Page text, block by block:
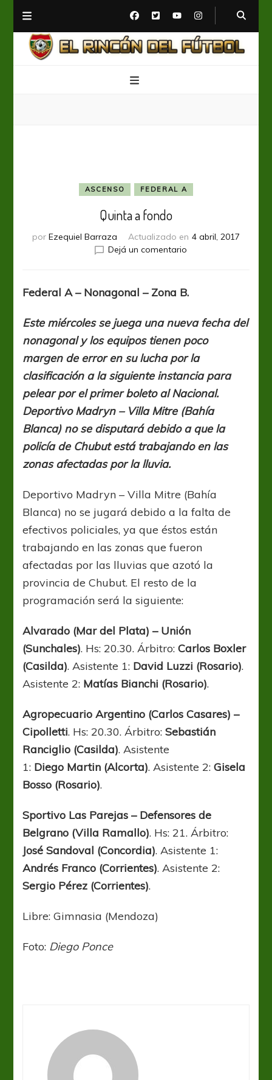
ASCENSO FEDERAL A
Quinta a fondo
por Ezequiel Barraza Actualizado en 4 abril, 2017
Dejá un comentarioen
fondo
Federal A – Nonagonal – Zona B.
Este miércoles se juega una nueva fecha del
nonagonal y los equipos tienen poco
margen de error en su lucha por la
clasificación a la siguiente instancia para
pelear por el primer boleto al Nacional.
Deportivo Madryn – Villa Mitre (Bahía
Blanca) no se disputará debido a que la
policía de Chubut está trabajando en las
zonas afectadas por la lluvia.
Deportivo Madryn – Villa Mitre (Bahía
Blanca) no se jugará debido a la falta de
efectivos policiales, ya que éstos están
trabajando en las zonas que fueron
afectadas por las lluvias que azotó la
provincia de Chubut. El resto de la
programación será la siguiente:
Alvarado (Mar del Plata) – Unión
(Sunchales). Hs: 20.30. Árbitro:Carlos Boxler
(Casilda). Asistente 1: David Luzzi (Rosario).
Asistente 2: Matías Bianchi (Rosario).
Agropecuario Argentino (Carlos Casares) –
Cipolletti. Hs: 20.30. Árbitro:Sebastián
Ranciglio (Casilda). Asistente
1: Diego Martin (Alcorta). Asistente 2:Gisela
Bosso (Rosario).
Sportivo Las Parejas – Defensores de
Belgrano (Villa Ramallo). Hs: 21. Árbitro:
José Sandoval (Concordia). Asistente 1:
Andrés Franco (Corrientes). Asistente 2:
Sergio Pérez (Corrientes).
Libre: Gimnasia (Mendoza)
Foto: Diego Ponce